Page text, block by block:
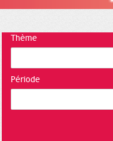
Thème
Période